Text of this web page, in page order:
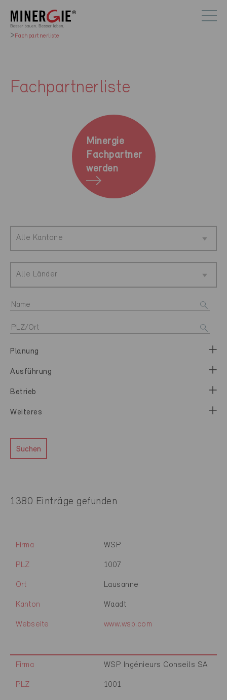
Fachpartnerliste
Fachpartnerliste
Minergie
Fachpartner
werden
Alle Kantone
Alle Länder
Planung
Ausführung
Betrieb
Weiteres
Suchen
1380 Einträge gefunden
Firma WSP
PLZ 1007
Ort Lausanne
Kanton Waadt
Webseite www.wsp.com
Firma WSP Ingénieurs Conseils SA
PLZ 1001